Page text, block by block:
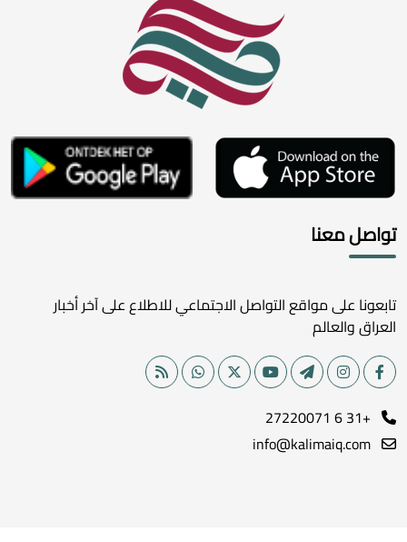
تواصل معنا
تابعونا على مواقع التواصل الاجتماعي للاطلاع على آخر أخبار
العراق والعالم
+31 6 27220071
info@kalimaiq.com